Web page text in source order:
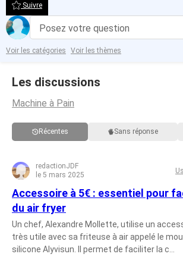
Suivre
Posez votre question
Voir les catégories Voir les thèmes
Les discussions
Machine à Pain
Récentes Sans réponse
redactionJDF
le 5 mars 2025
Accessoire à 5€ : essentiel pour
du air fryer
Un chef, Alexandre Mollette, utilise un
très utile avec sa friteuse à air appelé le
silicone Alyvisun. Il permet de faciliter la c...